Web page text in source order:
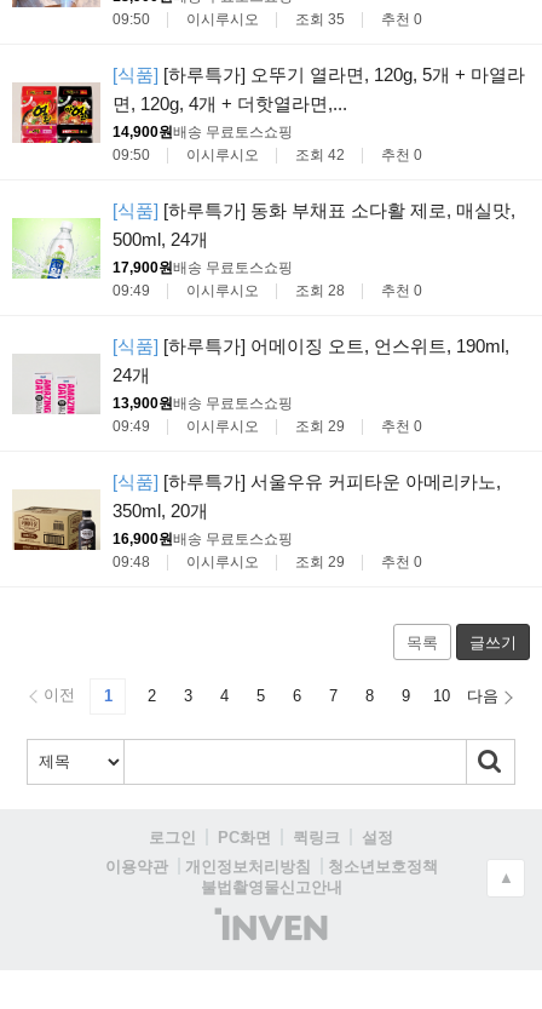
09:50
이시루시오 조회 35 추천 0
[식품] [하루특가] 오뚜기 열라면, 120g, 5개 + 마열라
면, 120g, 4개 + 더핫열라면,...
14,900원배송 무료토스쇼핑
09:50
이시루시오 조회 42 추천 0
[식품] [하루특가] 동화 부채표 소다활 제로, 매실맛,
500ml, 24개
17,900원배송 무료토스쇼핑
09:49
이시루시오 조회 28 추천 0
[식품] [하루특가] 어메이징 오트, 언스위트, 190ml,
24개
13,900원배송 무료토스쇼핑
09:49
이시루시오 조회 29 추천 0
[식품] [하루특가] 서울우유 커피타운 아메리카노,
350ml, 20개
16,900원배송 무료토스쇼핑
09:48
이시루시오 조회 29 추천 0
목록 글쓰기
이전 1 2 3 4 5 6 7 8 9 10 다음
로그인 PC화면 퀵링크
설정
이용약관
개인정보처리방침
청소년보호정책
불법촬영물신고안내
(주)
인
▲